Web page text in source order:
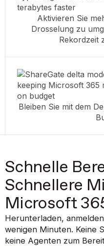
Aktivieren Sie
Drosselung zu
Rekordzeit
Bleiben Sie mit dem
Schnelle
Schnellere
Microsoft
Herunterladen,
wenigen Minuten. Keine
keine Agenten zum